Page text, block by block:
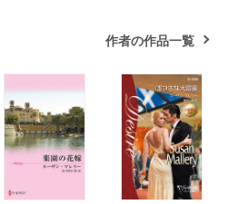
作者の作品一覧